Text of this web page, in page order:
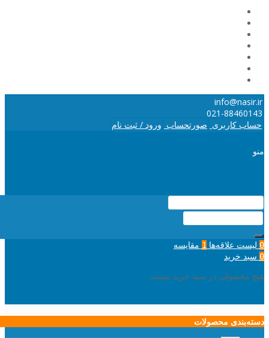
info@nasir.ir
021-88460143
حساب کاربری صورتحساب ورود / ثبت نام
منو
0 لیست علاقه‌ها 1 مقایسه
0 سبد خرید
هیچ محصولی در سبد خرید نیست.
دسته‌بندی محصولات